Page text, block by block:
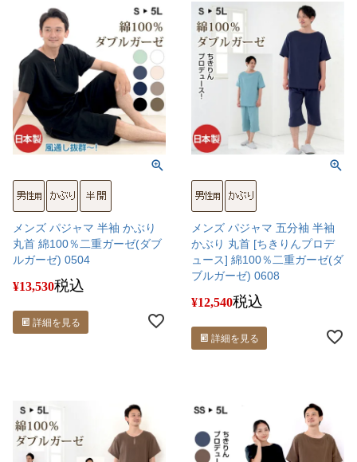
メンズ パジャマ 半袖 かぶり
丸首 綿100％二重ガーゼ(ダブ
ルガーゼ) 0504
¥13,530税込
詳細を見る
メンズ パジャマ 五分袖 半袖
かぶり 丸首 [ちきりんプロデ
ュース] 綿100％二重ガーゼ(ダ
ブルガーゼ) 0608
¥12,540税込
詳細を見る